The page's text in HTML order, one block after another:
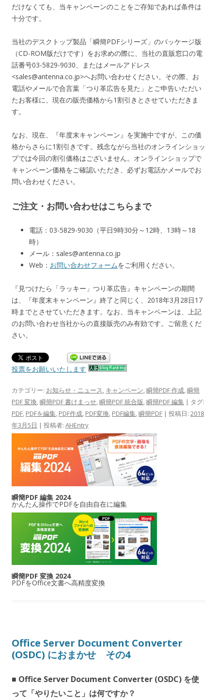
だけなくても、当キャンペーンのことをご存知であれば条件は
十分です。
当社のデスクトップ製品「瞬簡PDFシリーズ」のパッケージ版
（CD-ROM版だけです）をお求めの際に、当社の直販窓口の電
話番号03-5829-9030、またはメールアドレス
<sales@antenna.co.jp>へお問い合わせください。その際、お
電話やメールで合言葉「つり革広告を見た」とご申告いただい
たお客様に、現在の販売価格から1割引きとさせていただきま
す。
なお、現在、『年度末キャンペーン』を実施中ですが、この価
格からさらに1割引きです。残念ながら当社のオンラインショッ
プでは今回の割引価格はございません。オンラインショップで
キャンペーン価格をご確認いただき、必ずお電話かメールでお
問い合わせください。
ご注文・お問い合わせはこちらまで
電話：03-5829-9030（平日9時30分～12時、13時～18
時）
メール：sales@antenna.co.jp
Web： お問い合わせフォームをご利用ください。
『見つけたら「ラッキー」つり革広告』キャンペーンの期間
は、『年度末キャンペーン』終了と同じく、2018年3月28日17
時までとさせていただきます。なお、当キャンペーンは、上記
のお問い合わせ当社からの直接販売のみ有効です。ご留意くだ
さい。
投票をお願いいたします
カテゴリー: お知らせ・ニュース, キャンペーン,瞬簡PDF 作成,瞬簡
PDF 変換,瞬簡PDF 書けまっせ,瞬簡PDF 統合版,瞬簡PDF 編集 | タグ:
PDF, PDFを編集, PDF作成, PDF変換, PDF編集,瞬簡PDF | 投稿日: 2018
年3月5日 | 投稿者: AHEntry
瞬簡PDF 編集 2024
かんたん操作でPDFを自由自在に編集
瞬簡PDF 変換 2024
PDFをOffice文書へ高精度変換
Office Server Document Converter
(OSDC) におまかせ その4
■ Office Server Document Converter (OSDC) を使
って「やりたいこと」は何ですか？